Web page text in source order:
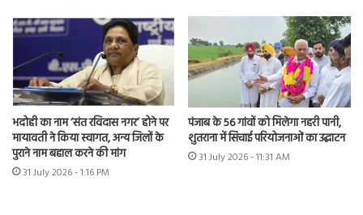
भदोही का नाम ‘संत रविदास नगर’ होने पर
मायावती ने किया स्वागत, अन्य जिलों के
पुराने नाम बहाल करने की मांग
31 July 2026 - 1:16 PM
पंजाब के 56 गांवों को मिलेगा नहरी पानी,
शुतराना में सिंचाई परियोजनाओं का उद्घाटन
31 July 2026 - 11:31 AM